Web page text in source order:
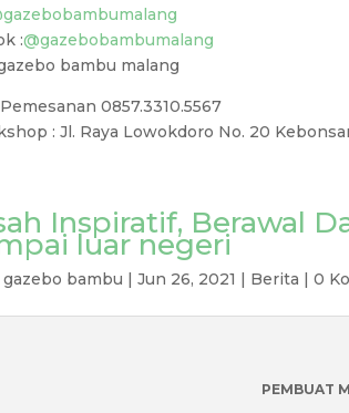
:@gazebobambumalang
bambu malang
0857.3310.5567
: Jl. Raya Lowokdoro No. 20
Inspiratif, Berawal
luar negeri
gazebo bambu |Jun 26, 2021 | Berita |0
PEMBUAT